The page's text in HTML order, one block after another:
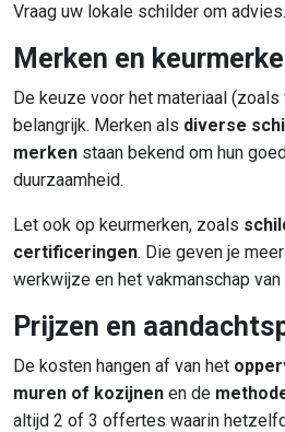
Vraag uw lokale schilder om advies.
Merken en
De keuze voor het materiaal
belangrijk. Merken als diverse
merken staan bekend om hun
duurzaamheid.
Let ook op keurmerken, zoals
certificeringen. Die geven je
werkwijze en het vakmanschap
Prijzen en
De kosten hangen af van het
muren of kozijnen en de
altijd 2 of 3 offertes waarin